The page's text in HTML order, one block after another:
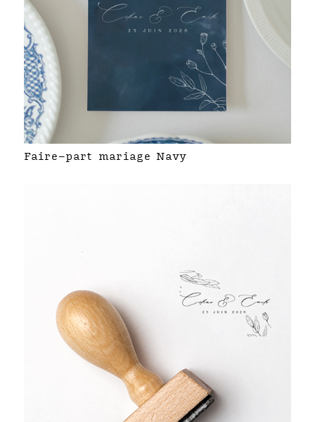
Faire-part mariage Navy